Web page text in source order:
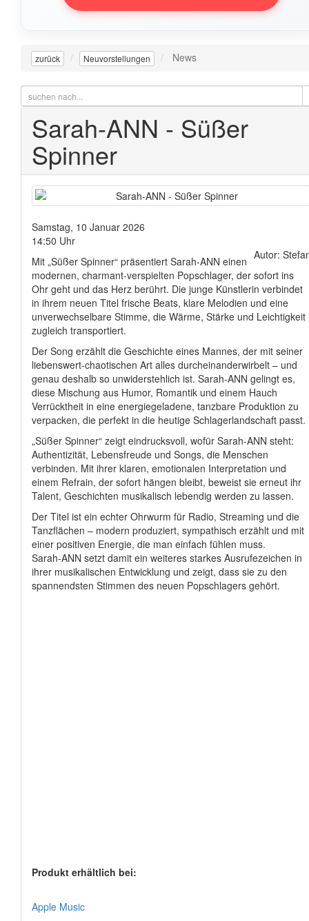
zurück Neuvorstellungen News
Sarah-ANN - Süßer
Spinner
Samstag, 10 Januar 2026
14:50 Uhr
Autor:
Mit „Süßer Spinner“ präsentiert Sarah‑ANN einen
modernen, charmant-verspielten Popschlager, der sofort ins
Ohr geht und das Herz berührt. Die junge Künstlerin verbindet
in ihrem neuen Titel frische Beats, klare Melodien und eine
unverwechselbare Stimme, die Wärme, Stärke und Leichtigkeit
zugleich transportiert.
Der Song erzählt die Geschichte eines Mannes, der mit seiner
liebenswert-chaotischen Art alles durcheinanderwirbelt – und
genau deshalb so unwiderstehlich ist. Sarah‑ANN gelingt es,
diese Mischung aus Humor, Romantik und einem Hauch
Verrücktheit in eine energiegeladene, tanzbare Produktion zu
verpacken, die perfekt in die heutige Schlagerlandschaft passt.
„Süßer Spinner“ zeigt eindrucksvoll, wofür Sarah‑ANN steht:
Authentizität, Lebensfreude und Songs, die Menschen
verbinden. Mit ihrer klaren, emotionalen Interpretation und
einem Refrain, der sofort hängen bleibt, beweist sie erneut ihr
Talent, Geschichten musikalisch lebendig werden zu lassen.
Der Titel ist ein echter Ohrwurm für Radio, Streaming und die
Tanzflächen – modern produziert, sympathisch erzählt und mit
einer positiven Energie, die man einfach fühlen muss.
Sarah‑ANN setzt damit ein weiteres starkes Ausrufezeichen in
ihrer musikalischen Entwicklung und zeigt, dass sie zu den
spannendsten Stimmen des neuen Popschlagers gehört.
Produkt erhältlich bei:
Apple Music